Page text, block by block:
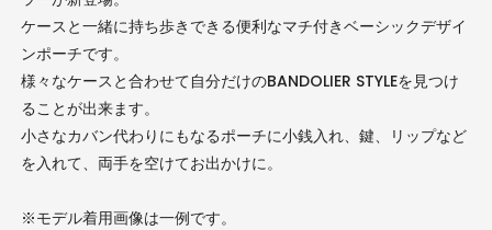
ケースと一緒に持ち歩きできる便利なマチ付きベーシックデザイ
ンポーチです。
様々なケースと合わせて自分だけのBANDOLIER STYLEを見つけ
ることが出来ます。
小さなカバン代わりにもなるポーチに小銭入れ、鍵、リップなど
を入れて、両手を空けてお出かけに。
※モデル着用画像は一例です。